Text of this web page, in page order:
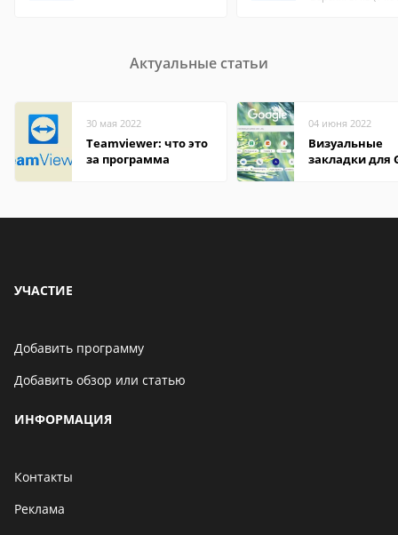
Актуальные статьи
30 мая 2022
Teamviewer: что это
за программа
04 июня 2022
Визуальные
закладки для
УЧАСТИЕ
Добавить программу
Добавить обзор или статью
ИНФОРМАЦИЯ
Контакты
Реклама